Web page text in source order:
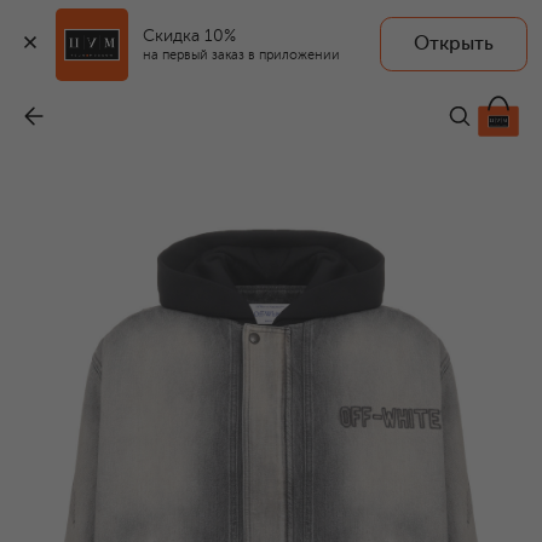
Скидка 10%
на первый заказ в приложении
Открыть
130 000 ₽